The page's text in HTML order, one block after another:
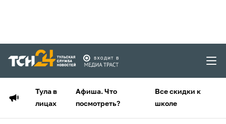
Тула в
лицах
Афиша. Что
посмотреть?
Все скидки к
школе